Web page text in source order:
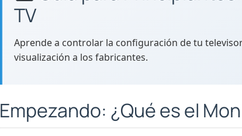
TV
Aprende a controlar la configuración de tu
visualización a los fabricantes.
Empezando: ¿Qué es el